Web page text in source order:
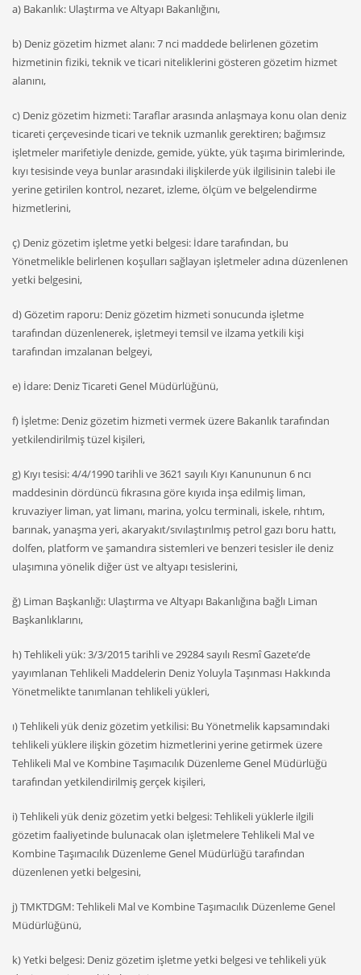
a) Bakanlık: Ulaştırma ve Altyapı Bakanlığını,
b) Deniz gözetim hizmet alanı: 7 nci maddede belirlenen gözetim
hizmetinin fiziki, teknik ve ticari niteliklerini gösteren gözetim hizmet
alanını,
c) Deniz gözetim hizmeti: Taraflar arasında anlaşmaya konu olan deniz
ticareti çerçevesinde ticari ve teknik uzmanlık gerektiren; bağımsız
işletmeler marifetiyle denizde, gemide, yükte, yük taşıma birimlerinde,
kıyı tesisinde veya bunlar arasındaki ilişkilerde yük ilgilisinin talebi ile
yerine getirilen kontrol, nezaret, izleme, ölçüm ve belgelendirme
hizmetlerini,
ç) Deniz gözetim işletme yetki belgesi: İdare tarafından, bu
Yönetmelikle belirlenen koşulları sağlayan işletmeler adına düzenlenen
yetki belgesini,
d) Gözetim raporu: Deniz gözetim hizmeti sonucunda işletme
tarafından düzenlenerek, işletmeyi temsil ve ilzama yetkili kişi
tarafından imzalanan belgeyi,
e) İdare: Deniz Ticareti Genel Müdürlüğünü,
f) İşletme: Deniz gözetim hizmeti vermek üzere Bakanlık tarafından
yetkilendirilmiş tüzel kişileri,
g) Kıyı tesisi: 4/4/1990 tarihli ve 3621 sayılı Kıyı Kanununun 6 ncı
maddesinin dördüncü fıkrasına göre kıyıda inşa edilmiş liman,
kruvaziyer liman, yat limanı, marina, yolcu terminali, iskele, rıhtım,
barınak, yanaşma yeri, akaryakıt/sıvılaştırılmış petrol gazı boru hattı,
dolfen, platform ve şamandıra sistemleri ve benzeri tesisler ile deniz
ulaşımına yönelik diğer üst ve altyapı tesislerini,
ğ) Liman Başkanlığı: Ulaştırma ve Altyapı Bakanlığına bağlı Liman
Başkanlıklarını,
h) Tehlikeli yük: 3/3/2015 tarihli ve 29284 sayılı Resmî Gazete’de
yayımlanan Tehlikeli Maddelerin Deniz Yoluyla Taşınması Hakkında
Yönetmelikte tanımlanan tehlikeli yükleri,
ı) Tehlikeli yük deniz gözetim yetkilisi: Bu Yönetmelik kapsamındaki
tehlikeli yüklere ilişkin gözetim hizmetlerini yerine getirmek üzere
Tehlikeli Mal ve Kombine Taşımacılık Düzenleme Genel Müdürlüğü
tarafından yetkilendirilmiş gerçek kişileri,
i) Tehlikeli yük deniz gözetim yetki belgesi: Tehlikeli yüklerle ilgili
gözetim faaliyetinde bulunacak olan işletmelere Tehlikeli Mal ve
Kombine Taşımacılık Düzenleme Genel Müdürlüğü tarafından
düzenlenen yetki belgesini,
j) TMKTDGM: Tehlikeli Mal ve Kombine Taşımacılık Düzenleme Genel
Müdürlüğünü,
k) Yetki belgesi: Deniz gözetim işletme yetki belgesi ve tehlikeli yük